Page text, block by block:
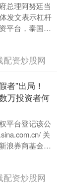
总理阿努廷当
发文表示杠杆
平台，泰国将
信本国领土与
配资炒股网
者”出局！
万投资者何
平台登记该公
关
浪券商基金、
配资炒股网